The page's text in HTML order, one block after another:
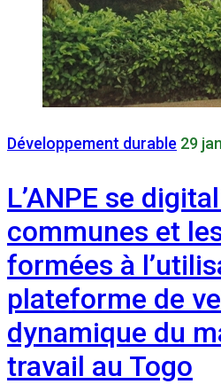
Développement durable 29
L’ANPE se
communes et
formées à
plateforme de
dynamique du
travail au Togo